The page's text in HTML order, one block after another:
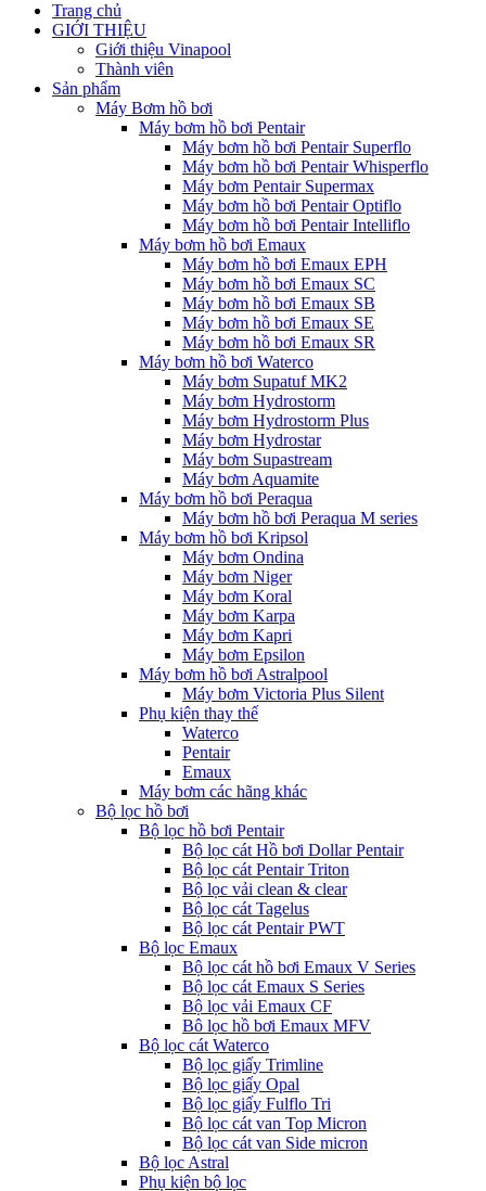
Trang chủ
GIỚI THIỆU
Giới thiệu Vinapool
Thành viên
Sản phẩm
Máy Bơm hồ bơi
Máy bơm hồ bơi Pentair
Máy bơm hồ bơi Pentair Superflo
Máy bơm hồ bơi Pentair Whisperflo
Máy bơm Pentair Supermax
Máy bơm hồ bơi Pentair Optiflo
Máy bơm hồ bơi Pentair Intelliflo
Máy bơm hồ bơi Emaux
Máy bơm hồ bơi Emaux EPH
Máy bơm hồ bơi Emaux SC
Máy bơm hồ bơi Emaux SB
Máy bơm hồ bơi Emaux SE
Máy bơm hồ bơi Emaux SR
Máy bơm hồ bơi Waterco
Máy bơm Supatuf MK2
Máy bơm Hydrostorm
Máy bơm Hydrostorm Plus
Máy bơm Hydrostar
Máy bơm Supastream
Máy bơm Aquamite
Máy bơm hồ bơi Peraqua
Máy bơm hồ bơi Peraqua M series
Máy bơm hồ bơi Kripsol
Máy bơm Ondina
Máy bơm Niger
Máy bơm Koral
Máy bơm Karpa
Máy bơm Kapri
Máy bơm Epsilon
Máy bơm hồ bơi Astralpool
Máy bơm Victoria Plus Silent
Phụ kiện thay thế
Waterco
Pentair
Emaux
Máy bơm các hãng khác
Bộ lọc hồ bơi
Bộ lọc hồ bơi Pentair
Bộ lọc cát Hồ bơi Dollar Pentair
Bộ lọc cát Pentair Triton
Bộ lọc vải clean & clear
Bộ lọc cát Tagelus
Bộ lọc cát Pentair PWT
Bộ lọc Emaux
Bộ lọc cát hồ bơi Emaux V Series
Bộ lọc cát Emaux S Series
Bộ lọc vải Emaux CF
Bô lọc hồ bơi Emaux MFV
Bộ lọc cát Waterco
Bộ lọc giấy Trimline
Bộ lọc giấy Opal
Bộ lọc giấy Fulflo Tri
Bộ lọc cát van Top Micron
Bộ lọc cát van Side micron
Bộ lọc Astral
Phụ kiện bộ lọc